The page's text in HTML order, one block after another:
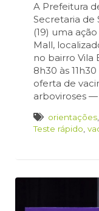
A Prefeitura
Secretaria de
(19) uma
Mall,
no bairro Vila
8h30 às
oferta de
arboviroses
orientações
Teste rápido